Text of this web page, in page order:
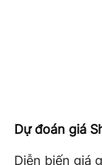
Dự đoán giá
Diễn biến giá